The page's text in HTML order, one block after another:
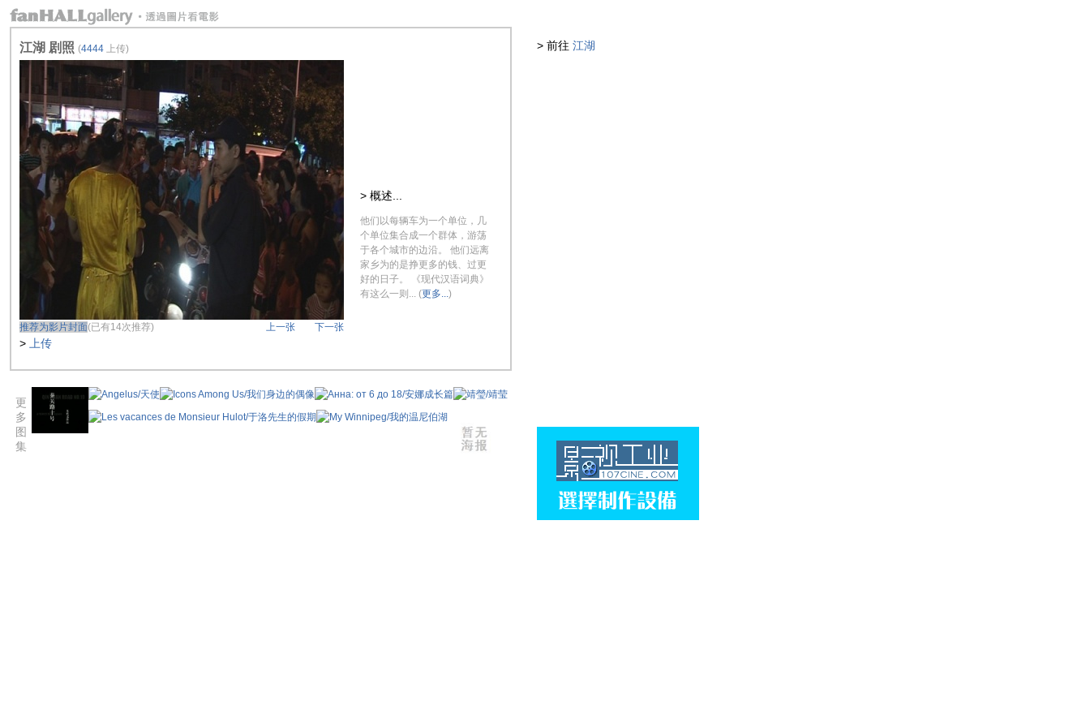
> 前往 江湖
> 概述...
他们以每辆车为一个单位，几
个单位集合成一个群体，游荡
于各个城市的边沿。 他们远离
家乡为的是挣更多的钱、过更
好的日子。 《现代汉语词典》
有这么一则... (更多...)
江湖 剧照 (4444 上传)
推荐为影片封面(已有14次推荐) 上一张 下一张
> 上传
更
多
图
集